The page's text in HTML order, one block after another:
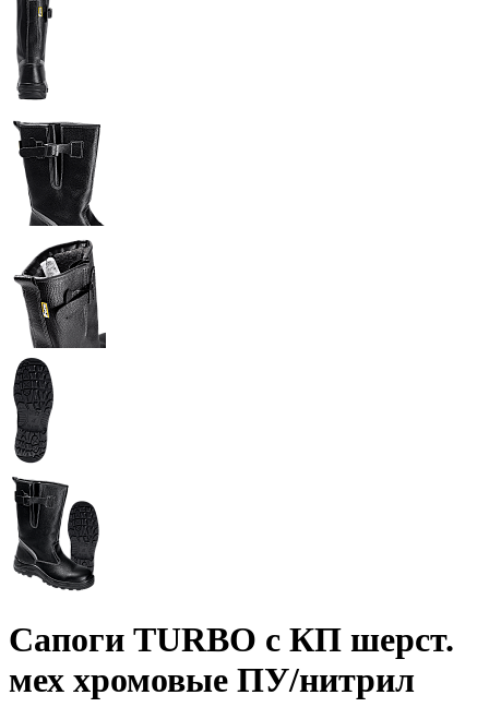
Сапоги TURBO с КП шерст.
мех хромовые ПУ/нитрил